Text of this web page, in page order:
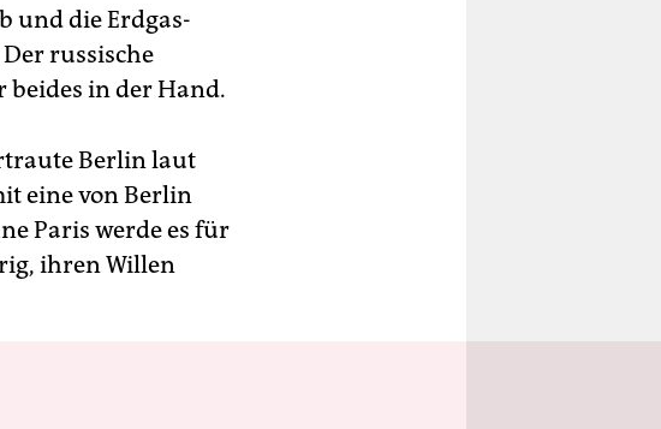
und die Erdgas-
russische
beides in der Hand.
Berlin laut
eine von Berlin
Paris werde es für
ihren Willen